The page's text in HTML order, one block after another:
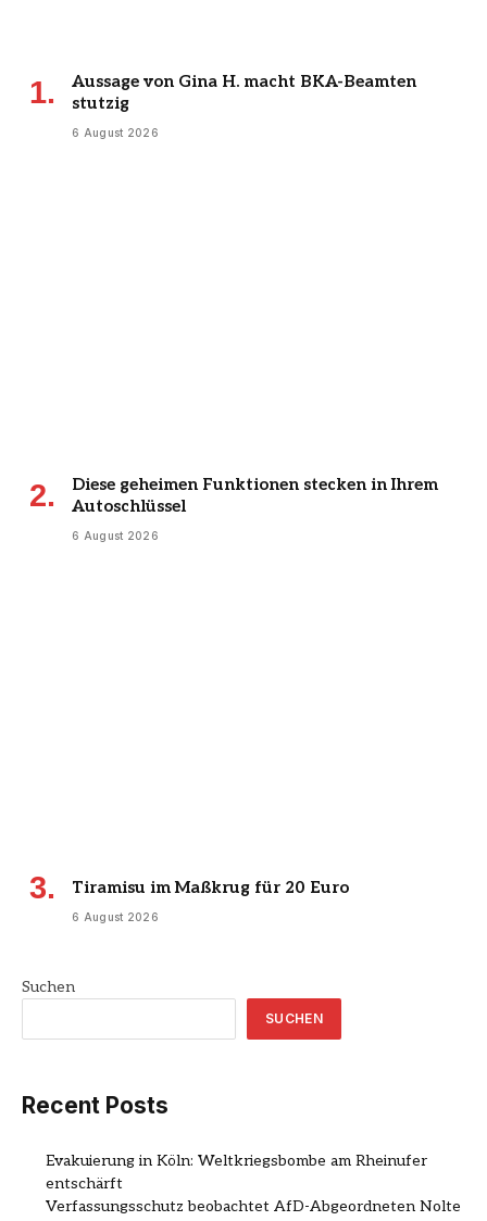
Aussage von Gina H. macht BKA-Beamten
stutzig
6 August 2026
Diese geheimen Funktionen stecken in Ihrem
Autoschlüssel
6 August 2026
Tiramisu im Maßkrug für 20 Euro
6 August 2026
Suchen
SUCHEN
Recent Posts
Evakuierung in Köln: Weltkriegsbombe am Rheinufer
entschärft
Verfassungsschutz beobachtet AfD-Abgeordneten Nolte